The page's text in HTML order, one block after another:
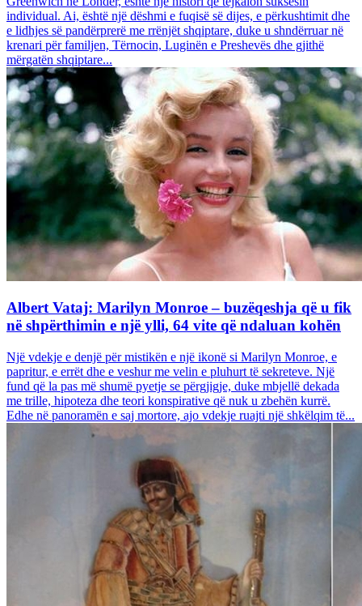
individual. Ai, është një dëshmi e fuqisë së dijes, e përkushtimit dhe
e lidhjes së pandërprerë me rrënjët shqiptare, duke u shndërruar në
krenari për familjen, Tërnocin, Luginën e Preshevës dhe gjithë
mërgatën shqiptare...
Albert Vataj: Marilyn Monroe – buzëqeshja që u fik
në shpërthimin e një ylli, 64 vite që ndaluan kohën
Një vdekje e denjë për mistikën e një ikonë si Marilyn Monroe, e
papritur, e errët dhe e veshur me velin e pluhurt të sekreteve. Një
fund që la pas më shumë pyetje se përgjigje, duke mbjellë dekada
me trille, hipoteza dhe teori konspirative që nuk u zbehën kurrë.
Edhe në panoramën e saj mortore, ajo vdekje ruajti një shkëlqim të...